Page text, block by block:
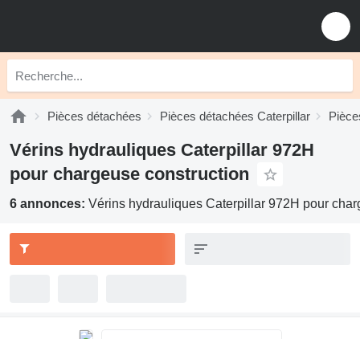
Pièces détachées Pièces détachées Caterpillar
Vérins hydrauliques Caterpillar 972H
pour chargeuse construction
6 annonces: Vérins hydrauliques Caterpillar 972H pour